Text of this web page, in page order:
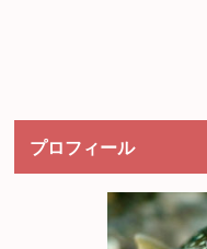
プロフィール